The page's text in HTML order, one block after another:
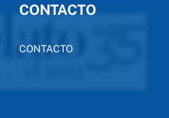
CONTACTO
CONTACTO